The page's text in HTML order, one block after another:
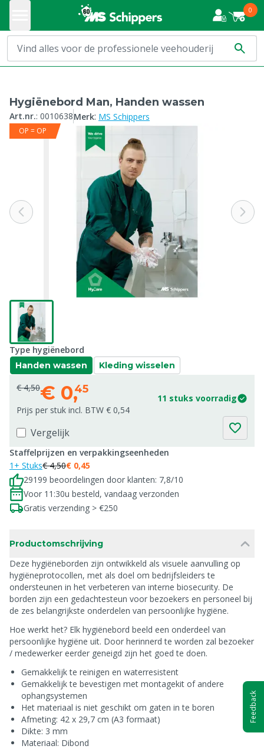
0
Hygiënebord Man, Handen wassen
Art.nr.: 0010638Merk: MS Schippers
OP = OP
Type hygiënebord
Handen wassen Kleding wisselen
€ 4,50€ 0,45
11 stuks voorradig
Prijs per stuk incl. BTW € 0,54
Vergelijk
Staffelprijzen en verpakkingseenheden
1+ Stuks€ 4,50€ 0,45
29199 beoordelingen door klanten: 7,8/10
Voor 11:30u besteld, vandaag verzonden
Gratis verzending > €250
Productomschrijving
Deze hygiëneborden zijn ontwikkeld als visuele aanvulling op
hygiëneprotocollen, met als doel om bedrijfsleiders te
ondersteunen in het verbeteren van interne biosecurity. De
borden zijn een gedachtesteun voor bezoekers en personeel bij
de zes belangrijkste onderdelen van persoonlijke hygiëne.
Hoe werkt het? Elk hygiënebord beeld een onderdeel van
persoonlijke hygiëne uit. Door herinnerd te worden zal bezoeker
/ medewerker eerder geneigd zijn het goed te doen.
Gemakkelijk te reinigen en waterresistent
Gemakkelijk te bevestigen met montagekit of andere
ophangsystemen
Het materiaal is niet geschikt om gaten in te boren
Afmeting: 42 x 29,7 cm (A3 formaat)
Dikte: 3 mm
Materiaal: Dibond
Feedback